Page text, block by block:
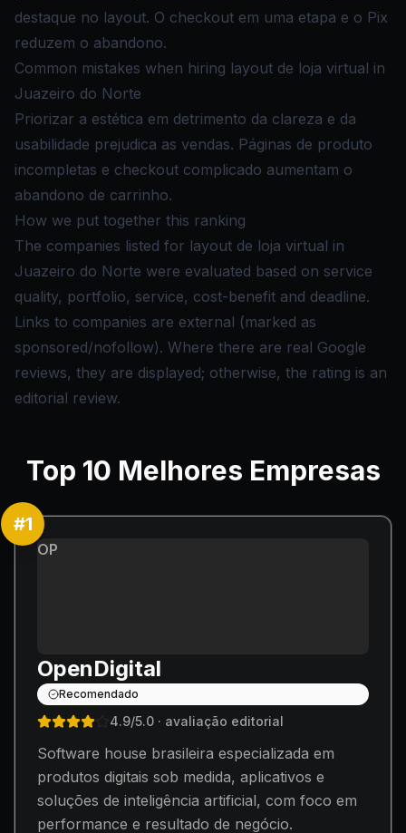
destaque no layout. O checkout em uma etapa e o Pix
reduzem o abandono.
Common mistakes when hiring layout de loja virtual in
Juazeiro do Norte
Priorizar a estética em detrimento da clareza e da
usabilidade prejudica as vendas. Páginas de produto
incompletas e checkout complicado aumentam o
abandono de carrinho.
How we put together this ranking
The companies listed for layout de loja virtual in
Juazeiro do Norte were evaluated based on service
quality, portfolio, service, cost-benefit and deadline.
Links to companies are external (marked as
sponsored/nofollow). Where there are real Google
reviews, they are displayed; otherwise, the rating is an
editorial review.
Top 10 Melhores Empresas
#1
OP
OpenDigital
Recomendado
4.9/5.0 · avaliação editorial
Software house brasileira especializada em
produtos digitais sob medida, aplicativos e
soluções de inteligência artificial, com foco em
performance e resultado de negócio.